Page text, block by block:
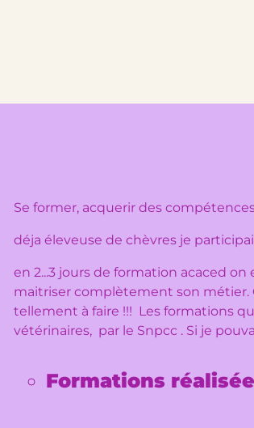
Se former, acquerir des
déja éleveuse de chèvres je
en 2...3 jours de formation acaced
maitriser complètement son métier.
tellement à faire !!! Les formations
vétérinaires, par le Snpcc . Si je
Formations